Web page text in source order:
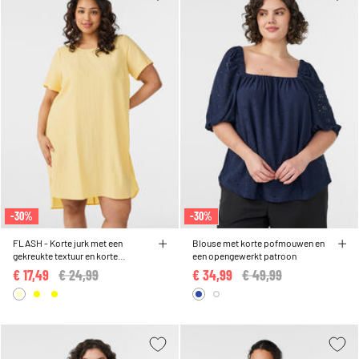
-30%
FLASH - Korte jurk met een
gekreukte textuur en korte
mouwen
Price reduced from
€ 24,99
€ 17,49
-30%
Blouse met korte pofmouwen en
een opengewerkt patroon
Price reduced from
€ 49,99
€ 34,99